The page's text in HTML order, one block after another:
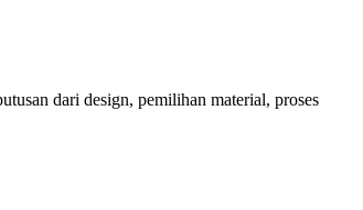
dari design, pemilihan material, proses